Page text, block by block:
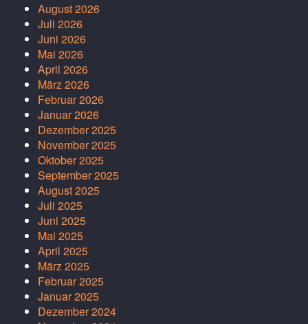
August 2026
Juli 2026
Juni 2026
Mai 2026
April 2026
März 2026
Februar 2026
Januar 2026
Dezember 2025
November 2025
Oktober 2025
September 2025
August 2025
Juli 2025
Juni 2025
Mai 2025
April 2025
März 2025
Februar 2025
Januar 2025
Dezember 2024